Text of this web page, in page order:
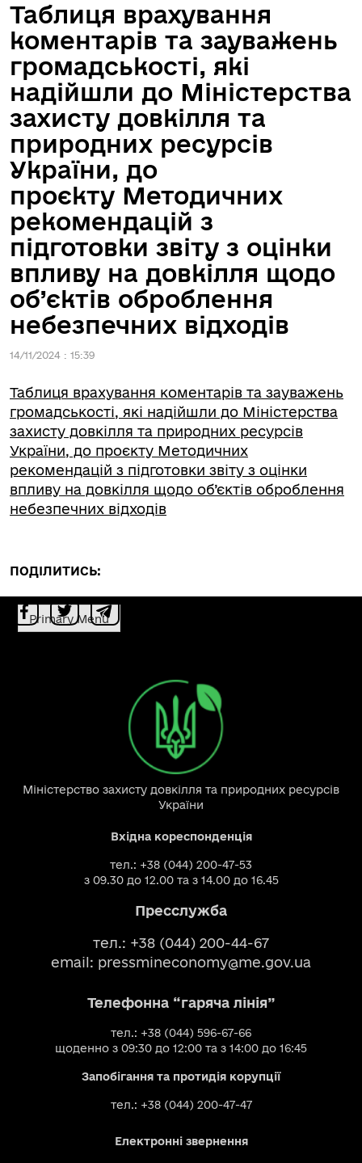
Таблиця врахування
коментарів та зауважень
громадськості, які
надійшли до Міністерства
захисту довкілля та
природних ресурсів
України, до
проєкту Методичних
рекомендацій з
підготовки звіту з оцінки
впливу на довкілля щодо
об’єктів оброблення
небезпечних відходів
14/11/2024 : 15:39
Таблиця врахування коментарів та зауважень
громадськості, які надійшли до Міністерства
захисту довкілля та природних ресурсів
України, до проєкту Методичних
рекомендацій з підготовки звіту з оцінки
впливу на довкілля щодо об’єктів оброблення
небезпечних відходів
ПОДІЛИТИСЬ:
Primary Menu
Міністерство захисту довкілля та природних ресурсів
України
Вхідна кореспонденція
тел.: +38 (044) 200-47-53
з 09.30 до 12.00 та з 14.00 до 16.45
Пресслужба
тел.: +38 (044) 200-44-67
email: pressmineconomy@me.gov.ua
Телефонна “гаряча лінія”
тел.: +38 (044) 596-67-66
щоденно з 09:30 до 12:00 та з 14:00 до 16:45
Запобігання та протидія корупції
тел.: +38 (044) 200-47-47
Електронні звернення